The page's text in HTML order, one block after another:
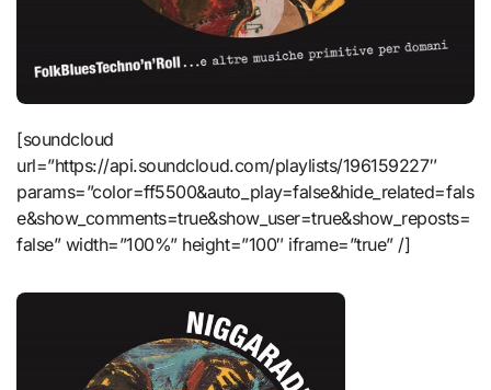
[soundcloud
url=”https://api.soundcloud.com/playlists/196159227″
params=”color=ff5500&auto_play=false&hide_related=fals
e&show_comments=true&show_user=true&show_reposts=
false” width=”100%” height=”100″ iframe=”true” /]